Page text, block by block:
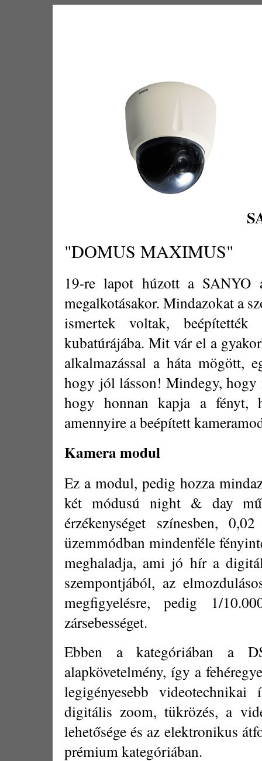
"DOMUS MAXIMUS"
19-re lapot húzott a SANYO
megalkotásakor. Mindazokat a
ismertek voltak,
kubatúrájába. Mit vár el a
alkalmazással a háta mögött,
hogy jól lásson! Mindegy, hogy
hogy honnan kapja a fényt,
amennyire a beépített
Kamera modul
Ez a modul, pedig hozza
két módusú night & day
érzékenységet színesben,
üzemmódban mindenféle
meghaladja, ami jó hír a
szempontjából, az
megfigyelésre, pedig 1/
zársebességet.
Ebben a kategóriában a
alapkövetelmény, így a
legigényesebb
digitális zoom, tükrözés, a
lehetősége és az elektronikus
prémium kategóriában.